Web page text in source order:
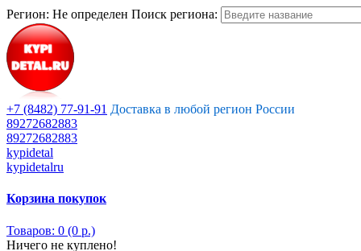
Регион: Не определен Поиск региона:
+7 (8482) 77-91-91 Доставка в любой регион России
89272682883
89272682883
kypidetal
kypidetalru
Корзина покупок
Товаров: 0 (0 р.)
Ничего не куплено!